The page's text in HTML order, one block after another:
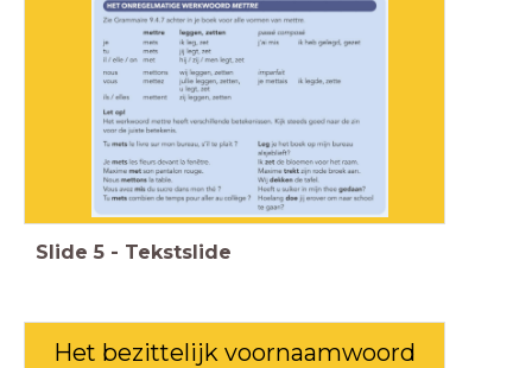
Slide 5 - Tekstslide
Het bezittelijk voornaamwoord